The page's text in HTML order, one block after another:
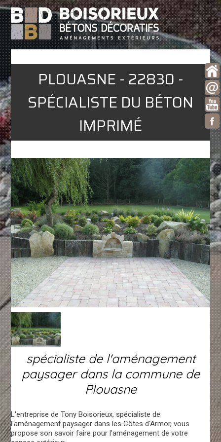
PLOUASNE - 22830 -
SPÉCIALISTE DU BÉTON
IMPRIMÉ
spécialiste de l'aménagement
paysager dans la commune de
Plouasne
L'entreprise de Tony Boisorieux, spécialiste de
l'aménagement paysager dans les Côtes d'Armor, vous
propose son savoir faire pour l'aménagement de votre